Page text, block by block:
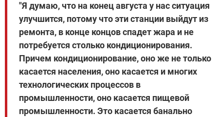
"Я думаю, что на конец августа у нас ситуация
улучшится, потому что эти станции выйдут из
ремонта, в конце концов спадет жара и не
потребуется столько кондиционирования.
Причем кондиционирование, оно же не только
касается населения, оно касается и многих
технологических процессов в
промышленности, оно касается пищевой
промышленности. Это касается банально